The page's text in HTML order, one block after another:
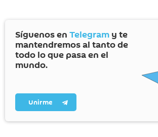
Síguenos en Telegram y te
mantendremos al tanto de
todo lo que pasa en el
mundo.
Unirme